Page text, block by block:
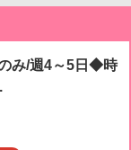
み/週4～5日◆時